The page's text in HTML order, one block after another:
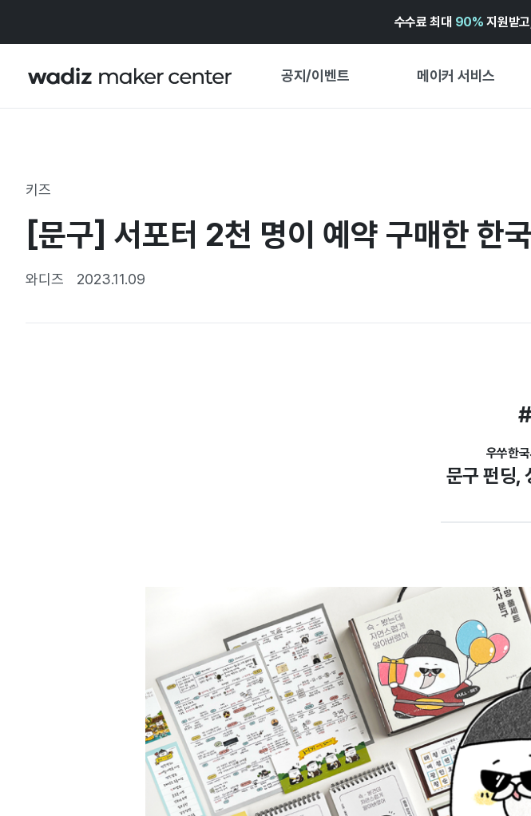
수수료 최대 90% 지원받
공지/이벤트 메이커 서비스
기획전 캘린더
와디즈 어워즈 ↗︎
키즈
[문구] 서포터 2천 명이 예약 구매한 한
와디즈 2023.11.09
우쑤한
문구 펀딩,